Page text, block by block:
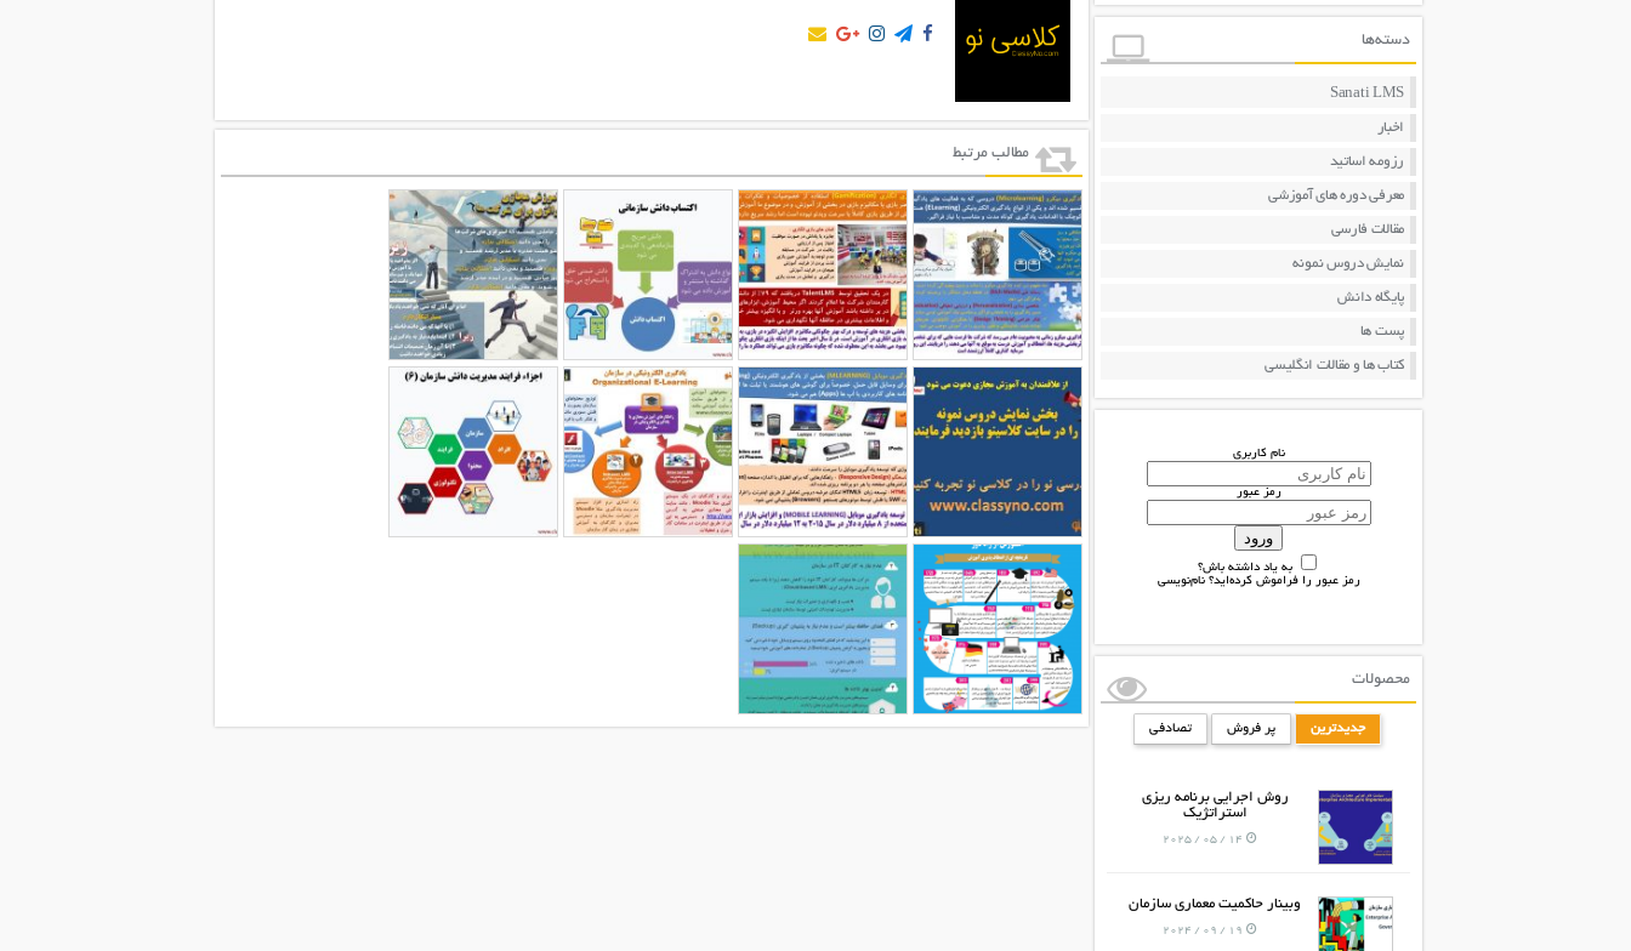
دسته‌ها
Sanati LMS
اخبار
رزومه اساتید
معرفی دوره های آموزشی
مقالات فارسی
نمایش دروس نمونه
پایگاه دانش
پست ها
کتاب ها و مقالات انگلیسی
نام کاربری
رمز عبور
به یاد داشته باش؟
رمز عبور را فراموش کرده‌اید؟ نام‌نویسی
محصولات
جدیدترین پر فروش تصادفی
روش اجرایی برنامه ریزی
استراتژیک
14 / 05 / 2025
وبینار حاکمیت معماری سازمان
19 / 09 / 2024
مطالب مرتبط